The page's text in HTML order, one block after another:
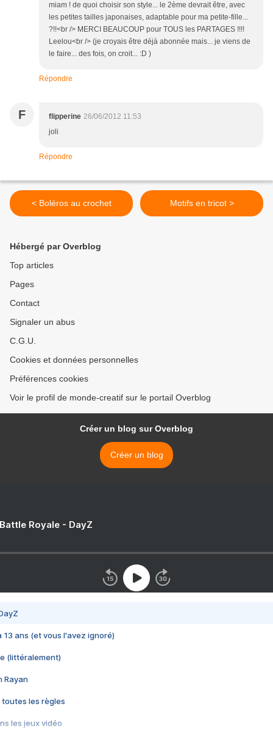
miam ! de quoi choisir son style... le 2ème devrait être, avec
les petites tailles japonaises, adaptable pour ma petite-fille...
?!!<br /> MERCI BEAUCOUP pour TOUS les PARTAGES !!!!
Leelou<br /> (je croyais être déjà abonnée mais... je viens de
le faire... des fois, on croit... :D )
Répondre
F flipperine 26/06/2012 11:53
joli
Répondre
< Boléros au crochet Motifs en tricot >
Hébergé par Overblog
Top articles
Pages
Contact
Signaler un abus
C.G.U.
Cookies et données personnelles
Préférences cookies
Voir le profil de monde-creatif sur le portail Overblog
Créer un blog sur Overblog
Créer un blog
Royale - DayZ
13 ans (et vous l'avez ignoré)
(littéralement)
Rayan
toutes les règles
les jeux vidéo